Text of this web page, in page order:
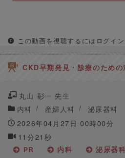
この動画を視聴するにはログイン
CKD早期発見・診療のため
丸山 彰一 先生
内科
産婦人科
泌尿器科
2026年04月27日 00時00分
11分21秒
PR 内科 泌尿器科